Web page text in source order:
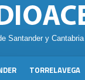
Santander y Cantabria
TORRELAVEGA